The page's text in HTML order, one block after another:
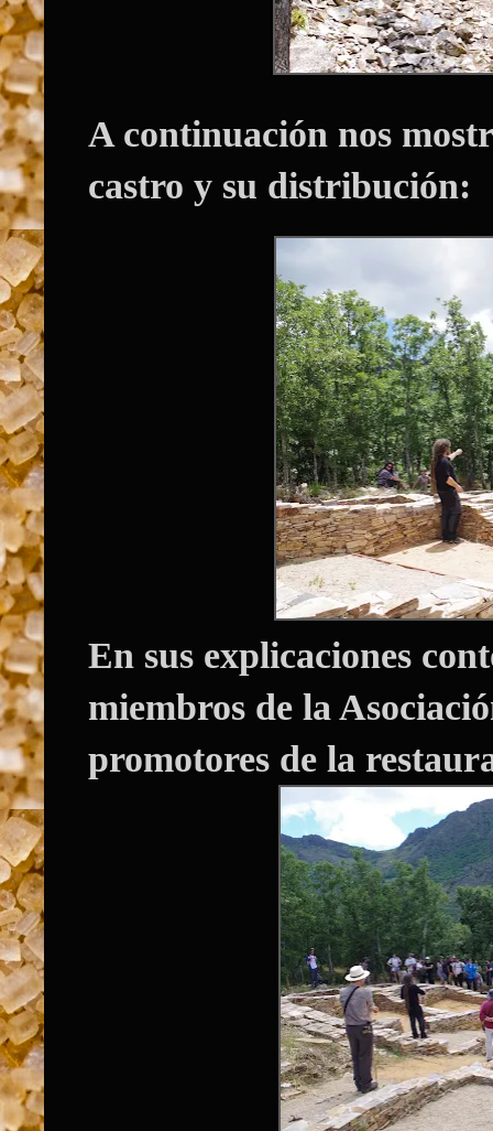
A continuación nos
castro y su distribución:
En sus explicaciones
miembros de la
promotores de la